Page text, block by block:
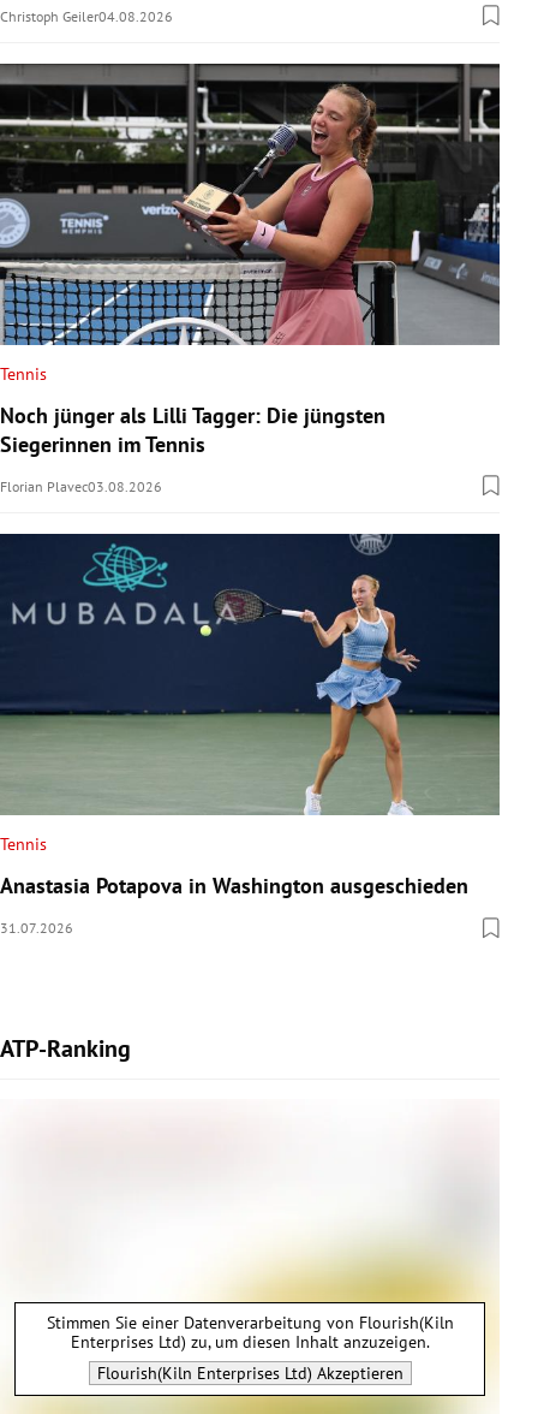
Christoph Geiler04.08.2026
Tennis
Noch jünger als Lilli Tagger: Die jüngsten
Siegerinnen im Tennis
Florian Plavec03.08.2026
Tennis
Anastasia Potapova in Washington ausgeschieden
31.07.2026
ATP-Ranking
Stimmen Sie einer Datenverarbeitung von Flourish(Kiln
Enterprises Ltd) zu, um diesen Inhalt anzuzeigen.
Flourish(Kiln Enterprises Ltd) Akzeptieren